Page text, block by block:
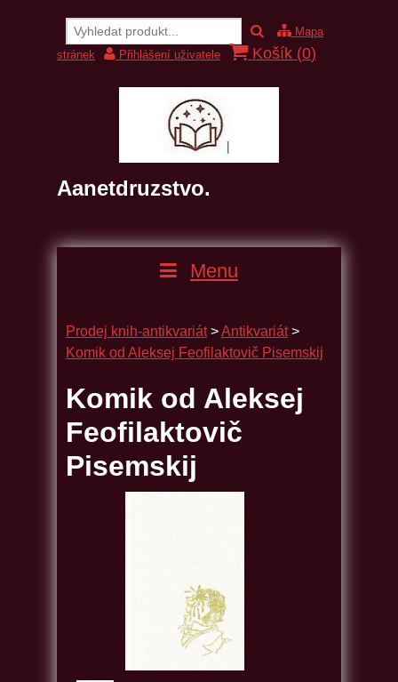
Mapa
stránek
Přihlášení uživatele Košík (0)
Aanetdruzstvo.
Menu
Prodej knih-antikvariát >Antikvariát >
Komik od Aleksej Feofilaktovič Pisemskij
Komik od Aleksej
Feofilaktovič
Pisemskij